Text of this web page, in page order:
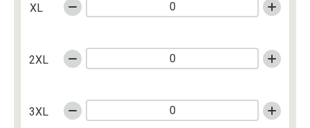
XL
2XL
3XL